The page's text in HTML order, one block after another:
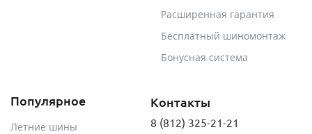
Расширенная гарантия
Бесплатный шиномонтаж
Бонусная система
Популярное
Летние шины
Контакты
8 (812) 325-21-21